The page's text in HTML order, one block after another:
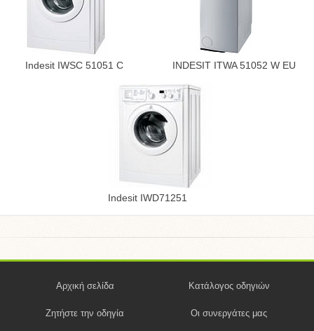
Indesit IWSC 51051 C INDESIT ITWA 51052 W EU
Indesit IWD71251
Αρχική σελίδα Κατάλογος οδηγιών
Ζητήστε την οδηγία Οι συνεργάτες μας